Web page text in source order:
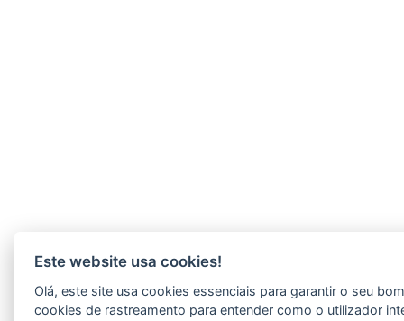
Este website usa cookies!
Olá, este site usa cookies essenciais para garantir o seu
cookies de rastreamento para entender como o utilizador